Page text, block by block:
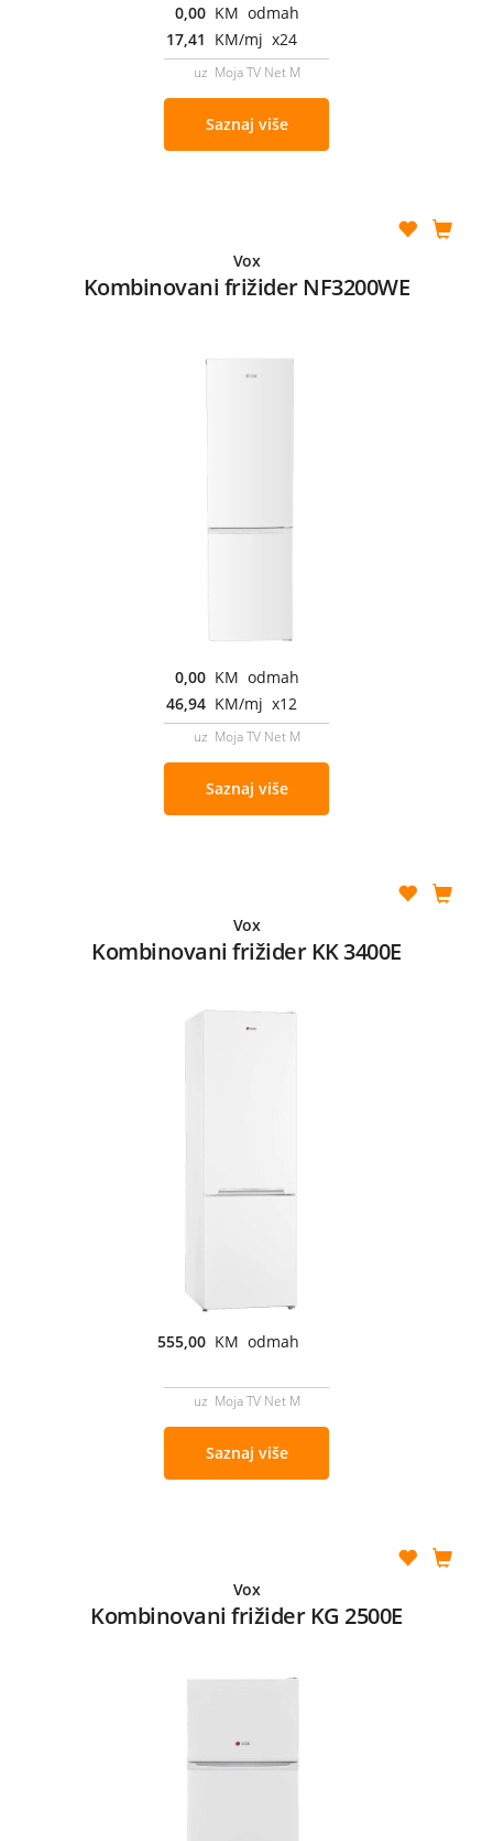
0,00 KM odmah
17,41 KM/mj x24
uz Moja TV Net M
Saznaj više
Vox
Kombinovani frižider NF3200WE
0,00 KM odmah
46,94 KM/mj x12
uz Moja TV Net M
Saznaj više
Vox
Kombinovani frižider KK 3400E
555,00 KM odmah
uz Moja TV Net M
Saznaj više
Vox
Kombinovani frižider KG 2500E